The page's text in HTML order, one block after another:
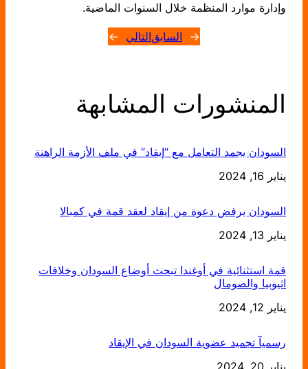
وإدارة موارد المنظمة خلال السنوات الماضية.
← السابقالتالي →
المنشورات المشابهة
السودان يجمد التعامل مع “إيقاد” في ملف الأزمة الراهنة
التاريخ
يناير 16, 2024
السودان يرفض دعوة من إيقاد لعقد قمة في كمبالا
التاريخ
يناير 13, 2024
قمة استثنائية في أوغندا تبحث أوضاع السودان وخلافات
اثيوبيا والصومال
التاريخ
يناير 12, 2024
رسميآ تجميد عضوية السودان في الإيقاد